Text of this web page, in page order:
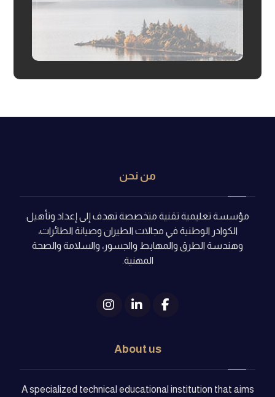
من نحن
مؤسسة تعليمية تقنية متخصصة تهدف إلى إعداد وتأهيل
الكوادر الوطنية في مجالات الطيران وصيانة الطائرات،
وهندسة الطرق والمهابط والجسور، والسلامة والصحة
المهنية.
About us
A specialized technical educational institution that aims